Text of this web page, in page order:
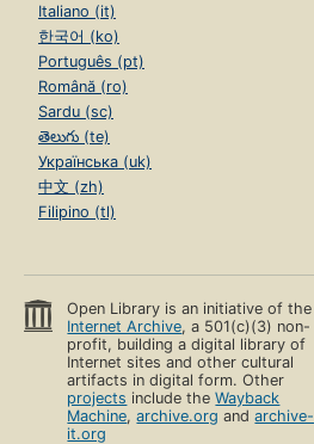
Italiano (it)
한국어 (ko)
Português (pt)
Română (ro)
Sardu (sc)
తెలుగు (te)
Українська (uk)
中文 (zh)
Filipino (tl)
Open Library is an initiative of the
Internet Archive, a 501(c)(3) non-
profit, building a digital library of
Internet sites and other cultural
artifacts in digital form. Other
projects include theWayback
Machine,archive.org andarchive-
it.org